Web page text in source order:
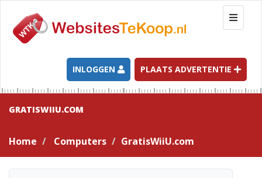
T
o
g
l
e
n
a
t
INLOGGEN PLAATS ADVERTENTIE
GRATISWIIU.COM
Home Computers GratisWiiU.com